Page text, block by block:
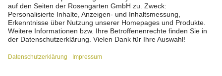
Interne Meldestelle
Zahlungsmittel
Barrierefreiheitserklärung
Vertrag widerrufen